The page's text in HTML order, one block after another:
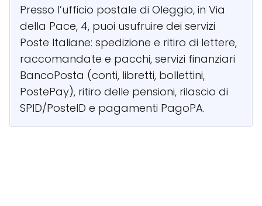
Presso l’ufficio postale di Oleggio, in Via
della Pace, 4, puoi usufruire dei servizi
Poste Italiane: spedizione e ritiro di lettere,
raccomandate e pacchi, servizi finanziari
BancoPosta (conti, libretti, bollettini,
PostePay), ritiro delle pensioni, rilascio di
SPID/PosteID e pagamenti PagoPA.